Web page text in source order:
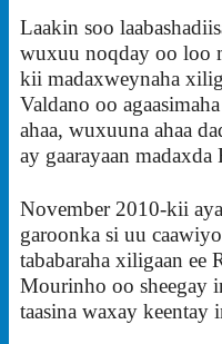
Laakin soo
wuxuu noqday oo loo
kii madaxweynaha
Valdano oo
ahaa, wuxuuna ahaa
ay gaarayaan madaxda
November 2010-kii
garoonka si uu
tababaraha xiligaan ee
Mourinho oo sheegay
taasina waxay keentay